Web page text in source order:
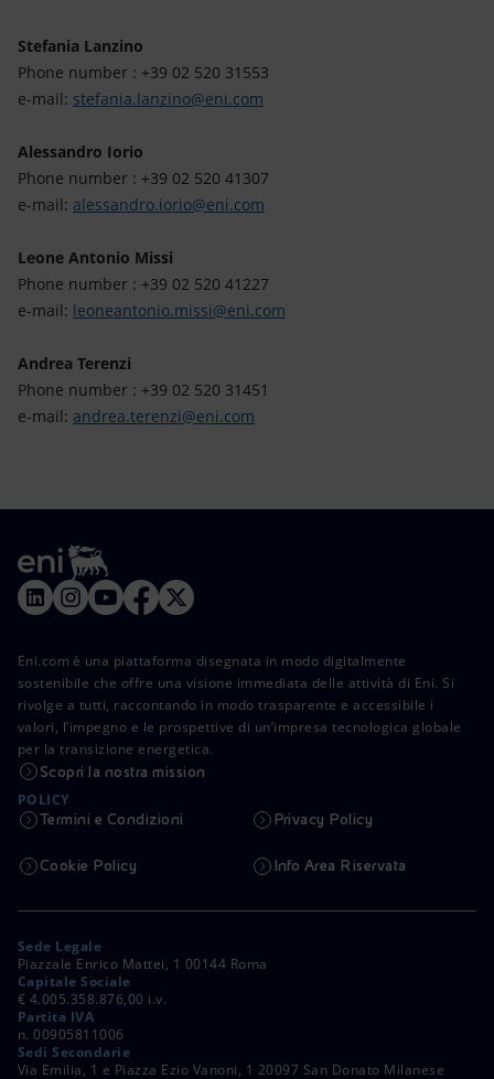
Stefania Lanzino
Phone number : +39 02 520 31553
e-mail: stefania.lanzino@eni.com
Alessandro Iorio
Phone number : +39 02 520 41307
e-mail: alessandro.iorio@eni.com
Leone Antonio Missi
Phone number : +39 02 520 41227
e-mail: leoneantonio.missi@eni.com
Andrea Terenzi
Phone number : +39 02 520 31451
e-mail: andrea.terenzi@eni.com
Eni.com è una piattaforma disegnata in modo digitalmente
sostenibile che offre una visione immediata delle attività di Eni. Si
rivolge a tutti, raccontando in modo trasparente e accessibile i
valori, l’impegno e le prospettive di un’impresa tecnologica globale
per la transizione energetica.
Scopri la nostra mission
POLICY
Termini e Condizioni Privacy Policy
Cookie Policy Info Area Riservata
Sede Legale
Piazzale Enrico Mattei, 1 00144 Roma
Capitale Sociale
€ 4.005.358.876,00 i.v.
Partita IVA
n. 00905811006
Sedi Secondarie
Via Emilia, 1 e Piazza Ezio Vanoni, 1 20097 San Donato Milanese